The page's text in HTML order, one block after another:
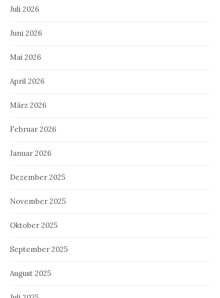
Juli 2026
Juni 2026
Mai 2026
April 2026
März 2026
Februar 2026
Januar 2026
Dezember 2025
November 2025
Oktober 2025
September 2025
August 2025